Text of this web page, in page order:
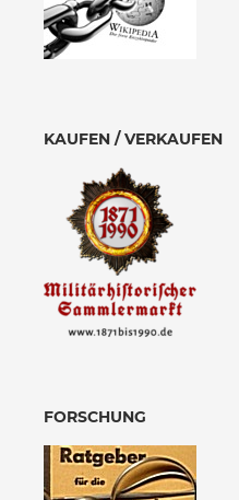
KAUFEN / VERKAUFEN
FORSCHUNG